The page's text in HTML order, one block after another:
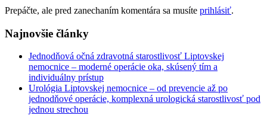
Prepáčte, ale pred zanechaním komentára sa musíte prihlásiť.
Najnovšie články
Jednodňová očná zdravotná starostlivosť Liptovskej
nemocnice – moderné operácie oka, skúsený tím a
individuálny prístup
Urológia Liptovskej nemocnice – od prevencie až po
jednodňové operácie, komplexná urologická starostlivosť pod
jednou strechou